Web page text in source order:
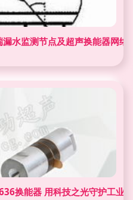
水监测节点及超声换能器网络
换能器 用科技之光守护工业